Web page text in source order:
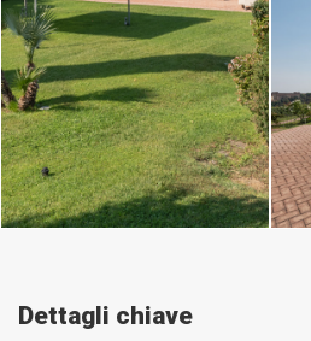
Dettagli chiave